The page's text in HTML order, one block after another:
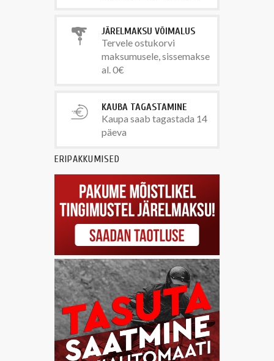
JÄRELMAKSU VÕIMALUS
Tervele ostukorvi
maksumusele, sissemakse
al. 0€
KAUBA TAGASTAMINE
Kaupa saab tagastada 14
päeva
ERIPAKKUMISED